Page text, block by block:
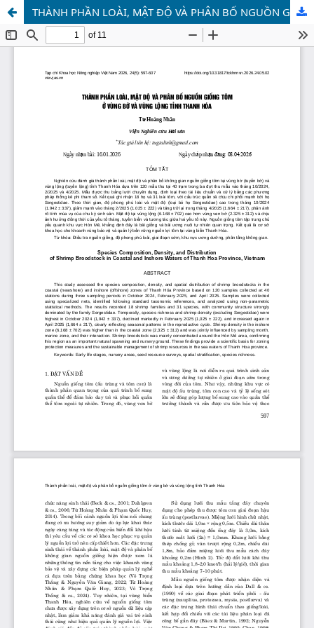
THÀNH PHẦN LOÀI, MẬT ĐỘ VÀ PHÂN BỐ NGUỒN GIỐNG TÔM Ở VÙNG BỜ VÀ VÙNG LỘNG TỈNH THANH HÓA